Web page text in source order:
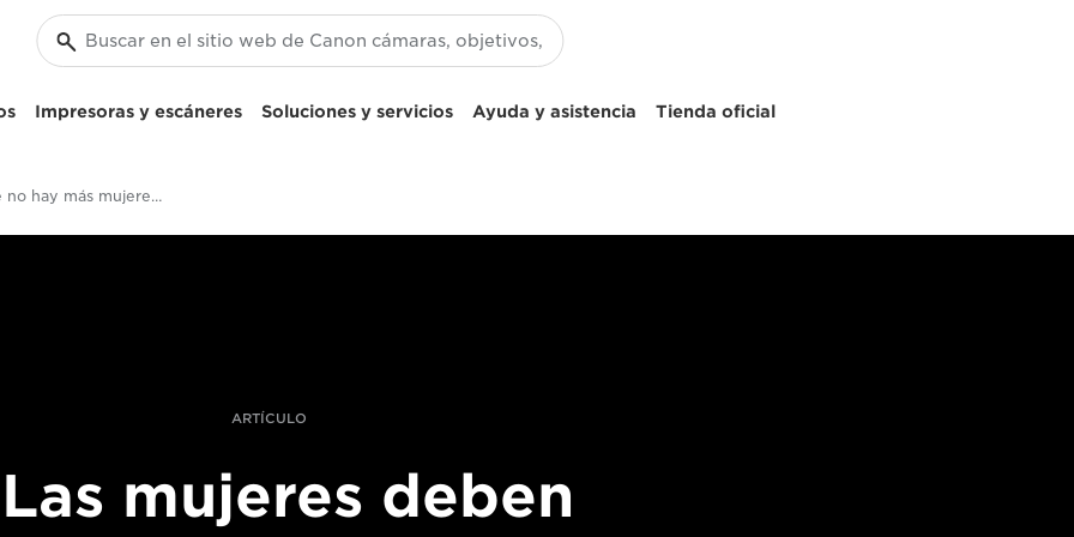
Impresoras y escáneres Soluciones y servicios Ayuda y asistencia Tienda oficial
¿Por qué no hay más mujeres en el cine?
ARTÍCULO
mujeres deben